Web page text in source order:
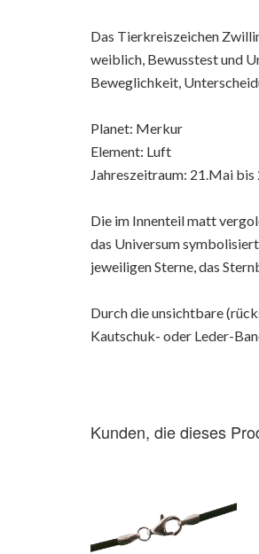
Das Tierkreiszeichen
weiblich, Bewusstest und
Beweglichkeit,
Planet: Merkur
Element: Luft
Jahreszeitraum: 21.Mai bis
Die im Innenteil matt
das Universum
jeweiligen Sterne, das
Durch die unsichtbare
Kautschuk- oder Leder-
Kunden, die dieses